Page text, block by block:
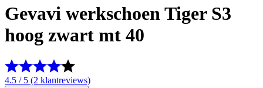
Gevavi werkschoen Tiger S3
hoog zwart mt 40
4.5 / 5 (2 klantreviews)